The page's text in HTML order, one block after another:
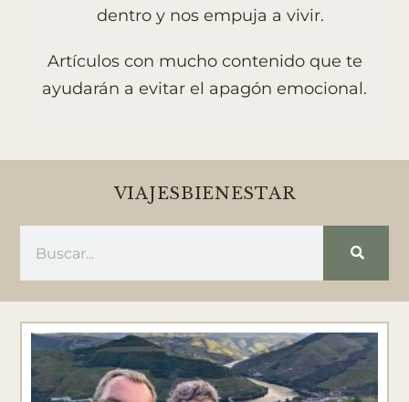
dentro y nos empuja a vivir.
Artículos con mucho contenido que te
ayudarán a evitar el apagón emocional.
VIAJESBIENESTAR